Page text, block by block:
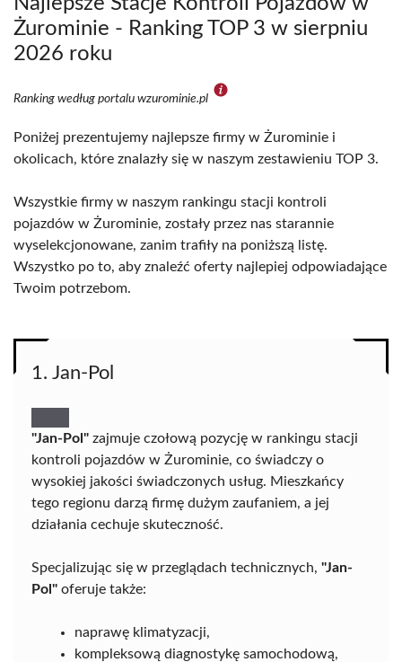
Żurominie - Ranking TOP 3 w sierpniu
2026 roku
Ranking według portalu wzurominie.pl
Poniżej prezentujemy najlepsze firmy w Żurominie i
okolicach, które znalazły się w naszym zestawieniu TOP 3.
Wszystkie firmy w naszym rankingu stacji kontroli
pojazdów w Żurominie, zostały przez nas starannie
wyselekcjonowane, zanim trafiły na poniższą listę.
Wszystko po to, aby znaleźć oferty najlepiej odpowiadające
Twoim potrzebom.
1. Jan-Pol
"Jan-Pol" zajmuje czołową pozycję w rankingu stacji
kontroli pojazdów w Żurominie, co świadczy o
wysokiej jakości świadczonych usług. Mieszkańcy
tego regionu darzą firmę dużym zaufaniem, a jej
działania cechuje skuteczność.
Specjalizując się w przeglądach technicznych, "Jan-
Pol" oferuje także:
naprawę klimatyzacji,
kompleksową diagnostykę samochodową,